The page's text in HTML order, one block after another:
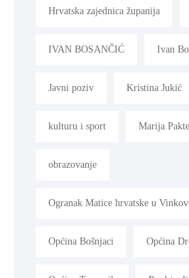
Hrvatska zajednica županija
IVAN BOSANČIĆ Ivan
Javni poziv Kristina Jukić
kulturu i sport Marija
obrazovanje
Ogranak Matice hrvatske u
Općina Bošnjaci Općina